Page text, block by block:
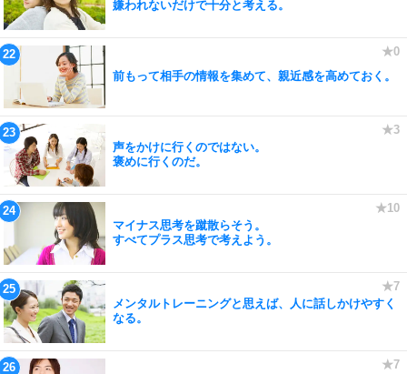
嫌われないだけで十分と考える。
前もって相手の情報を集めて、親近感を高めておく。
声をかけに行くのではない。
褒めに行くのだ。
マイナス思考を蹴散らそう。
すべてプラス思考で考えよう。
メンタルトレーニングと思えば、人に話しかけやすく
なる。